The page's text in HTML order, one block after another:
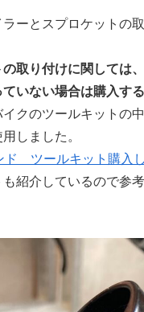
ラーとスプロケットの
の取り付けに関しては
いない場合は購入す
クのツールキットの
しました。
ド ツールキット購入し
紹介しているので参